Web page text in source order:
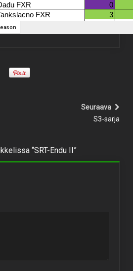
Seuraava
S3-sarja
“SRT-Endu II”